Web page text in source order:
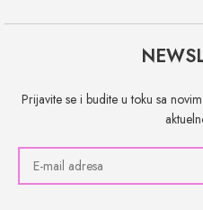
Prijavite se i budite u toku sa